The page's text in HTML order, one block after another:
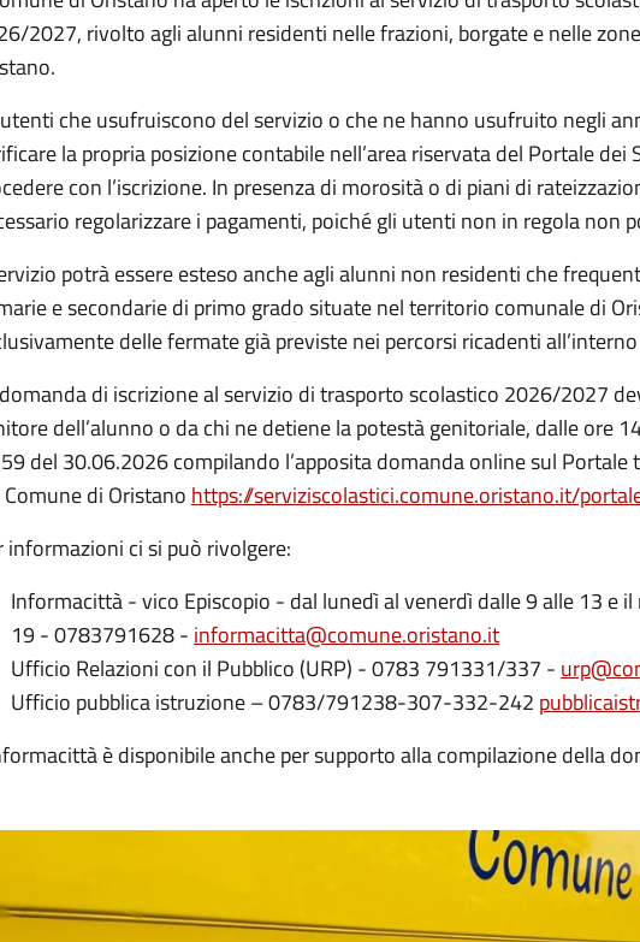
2027, rivolto agli alunni residenti nelle frazioni, borgate e nelle
che usufruiscono del servizio o che ne hanno usufruito negli
la propria posizione contabile nell’area riservata del Portale dei
con l’iscrizione. In presenza di morosità o di piani di
regolarizzare i pagamenti, poiché gli utenti non in regola non
potrà essere esteso anche agli alunni non residenti che
e secondarie di primo grado situate nel territorio comunale di
delle fermate già previste nei percorsi ricadenti
di iscrizione al servizio di trasporto scolastico 2026/2027
dell’alunno o da chi ne detiene la potestà genitoriale, dalle ore
del 30.06.2026 compilando l’apposita domanda online sul Portale
di Oristano https://serviziscolastici.comune.oristano.it/
informazioni ci si può rivolgere:
Informacittà - vico Episcopio - dal lunedì al venerdì dalle 9 alle 13 e
19 - 0783791628 - informacitta@comune.oristano.it
Ufficio Relazioni con il Pubblico (URP) - 0783 791331/337 -
Ufficio pubblica istruzione – 0783/791238-307-332-242
è disponibile anche per supporto alla compilazione della